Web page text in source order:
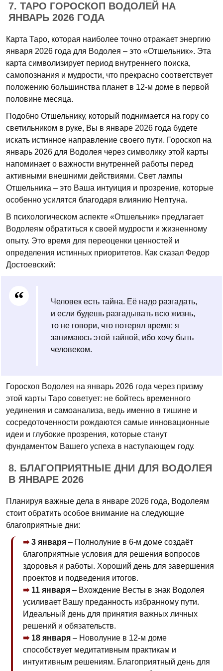
7. ТАРО ГОРОСКОП ВОДОЛЕЙ НА
ЯНВАРЬ 2026 ГОДА
Карта Таро, которая наиболее точно отражает энергию
января 2026 года для Водолея – это «Отшельник». Эта
карта символизирует период внутреннего поиска,
самопознания и мудрости, что прекрасно соответствует
положению большинства планет в 12-м доме в первой
половине месяца.
Подобно Отшельнику, который поднимается на гору со
светильником в руке, Вы в январе 2026 года будете
искать истинное направление своего пути. Гороскоп на
январь 2026 для Водолея через символику этой карты
напоминает о важности внутренней работы перед
активными внешними действиями. Свет лампы
Отшельника – это Ваша интуиция и прозрение, которые
особенно усилятся благодаря влиянию Нептуна.
В психологическом аспекте «Отшельник» предлагает
Водолеям обратиться к своей мудрости и жизненному
опыту. Это время для переоценки ценностей и
определения истинных приоритетов. Как сказал Федор
Достоевский:
Человек есть тайна. Её надо разгадать,
и если будешь разгадывать всю жизнь,
то не говори, что потерял время; я
занимаюсь этой тайной, ибо хочу быть
человеком.
Гороскоп Водолея на январь 2026 года через призму
этой карты Таро советует: не бойтесь временного
уединения и самоанализа, ведь именно в тишине и
сосредоточенности рождаются самые инновационные
идеи и глубокие прозрения, которые станут
фундаментом Вашего успеха в наступающем году.
8. БЛАГОПРИЯТНЫЕ ДНИ ДЛЯ ВОДОЛЕЯ
В ЯНВАРЕ 2026
Планируя важные дела в январе 2026 года, Водолеям
стоит обратить особое внимание на следующие
благоприятные дни:
3 января – Полнолуние в 6-м доме создаёт
благоприятные условия для решения вопросов
здоровья и работы. Хороший день для завершения
проектов и подведения итогов.
11 января – Вхождение Весты в знак Водолея
усиливает Вашу преданность избранному пути.
Идеальный день для принятия важных личных
решений и обязательств.
18 января – Новолуние в 12-м доме
способствует медитативным практикам и
интуитивным решениям. Благоприятный день для